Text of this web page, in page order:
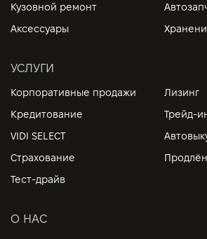
Кузовной ремонт
Аксессуары
УСЛУГИ
Корпоративные продажи
Лизинг
Кредитование
Трейд-
VIDI SELECT
Страхование
Тест-драйв
О НАС